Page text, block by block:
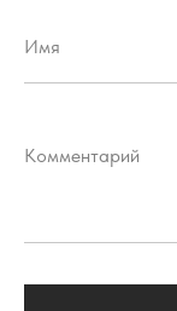
Имя
Комментарий